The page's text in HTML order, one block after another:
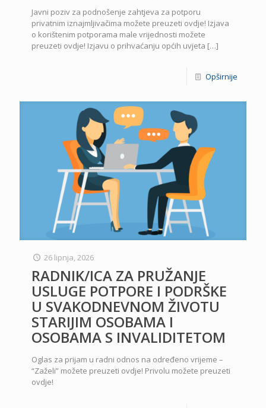
Javni poziv za podnošenje zahtjeva za potporu
privatnim iznajmljivačima možete preuzeti ovdje! Izjava
o korištenim potporama male vrijednosti možete
preuzeti ovdje! Izjavu o prihvaćanju općih uvjeta […]
Opširnije
26 lipnja, 2026
RADNIK/ICA ZA PRUŽANJE
USLUGE POTPORE I PODRŠKE
U SVAKODNEVNOM ŽIVOTU
STARIJIM OSOBAMA I
OSOBAMA S INVALIDITETOM
Oglas za prijam u radni odnos na određeno vrijeme –
“Zaželi” možete preuzeti ovdje! Privolu možete preuzeti
ovdje!